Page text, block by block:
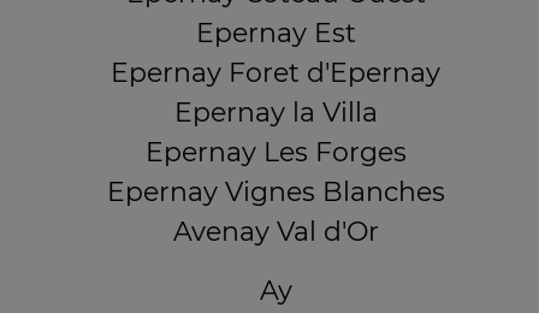
Epernay Est
Epernay Foret d'Epernay
Epernay la Villa
Epernay Les Forges
Epernay Vignes Blanches
Avenay Val d'Or
Ay